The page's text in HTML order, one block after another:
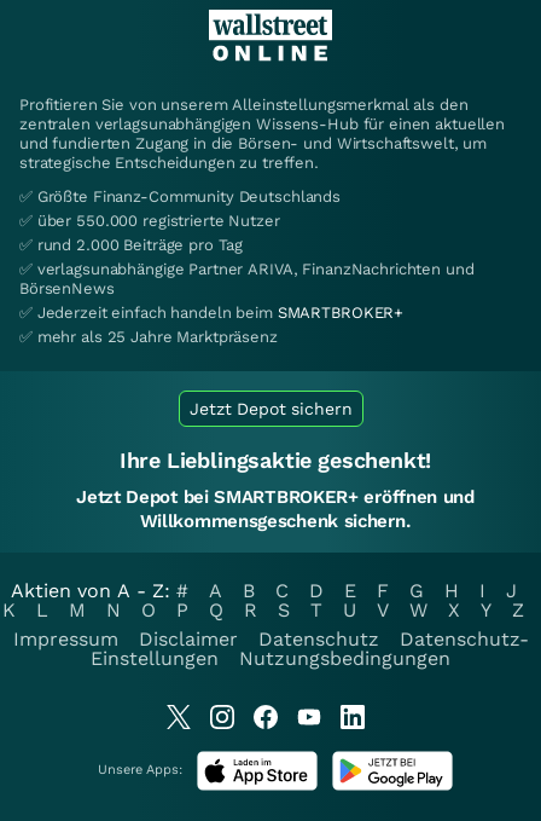
Profitieren Sie von unserem Alleinstellungsmerkmal als den
zentralen verlagsunabhängigen Wissens-Hub für einen aktuellen
und fundierten Zugang in die Börsen- und Wirtschaftswelt, um
strategische Entscheidungen zu treffen.
✅ Größte Finanz-Community Deutschlands
✅ über 550.000 registrierte Nutzer
✅ rund 2.000 Beiträge pro Tag
✅ verlagsunabhängige Partner ARIVA, FinanzNachrichten und
BörsenNews
✅ Jederzeit einfach handeln beim SMARTBROKER+
✅ mehr als 25 Jahre Marktpräsenz
Jetzt Depot sichern
Ihre Lieblingsaktie geschenkt!
Jetzt Depot bei SMARTBROKER+ eröffnen und
Willkommensgeschenk sichern.
Aktien von A - Z: # A B C D E F G H I
J
K
L M N O P Q R S T U V W X Y
Z
Impressum
Disclaimer Datenschutz
Datenschutz-
Einstellungen
Nutzungsbedingungen
Unsere Apps: